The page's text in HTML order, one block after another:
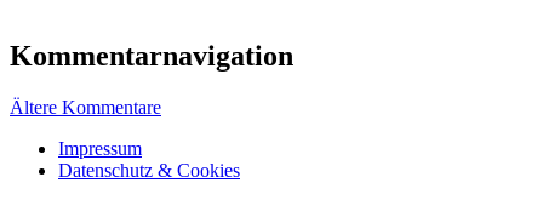
Kommentarnavigation
Ältere Kommentare
Impressum
Datenschutz & Cookies